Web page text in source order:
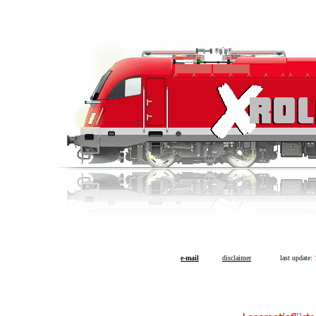
e-mail disclaimer last update: